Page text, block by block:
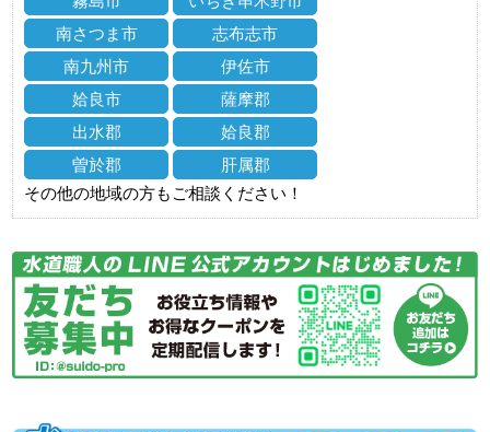
南さつま市
志布志市
南九州市
伊佐市
姶良市
薩摩郡
出水郡
姶良郡
曽於郡
肝属郡
その他の地域の方もご相談ください！